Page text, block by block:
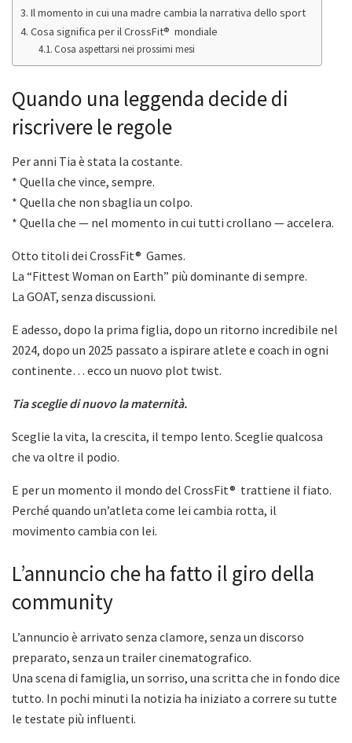
Il momento in cui una madre cambia la narrativa dello sport
Cosa significa per il CrossFit® mondiale
Cosa aspettarsi nei prossimi mesi
Quando una leggenda decide di
riscrivere le regole
Per anni Tia è stata la costante.
* Quella che vince, sempre.
* Quella che non sbaglia un colpo.
* Quella che — nel momento in cui tutti crollano — accelera.
Otto titoli dei CrossFit® Games.
La “Fittest Woman on Earth” più dominante di sempre.
La GOAT, senza discussioni.
E adesso, dopo la prima figlia, dopo un ritorno incredibile nel
2024, dopo un 2025 passato a ispirare atlete e coach in ogni
continente… ecco un nuovo plot twist.
Tia sceglie di nuovo la maternità.
Sceglie la vita, la crescita, il tempo lento. Sceglie qualcosa
che va oltre il podio.
E per un momento il mondo del CrossFit® trattiene il fiato.
Perché quando un’atleta come lei cambia rotta, il
movimento cambia con lei.
L’annuncio che ha fatto il giro della
community
L’annuncio è arrivato senza clamore, senza un discorso
preparato, senza un trailer cinematografico.
Una scena di famiglia, un sorriso, una scritta che in fondo dice
tutto. In pochi minuti la notizia ha iniziato a correre su tutte
le testate più influenti.